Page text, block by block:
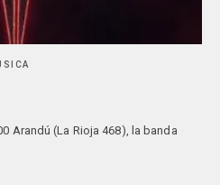
Arandú (La Rioja 468), la banda